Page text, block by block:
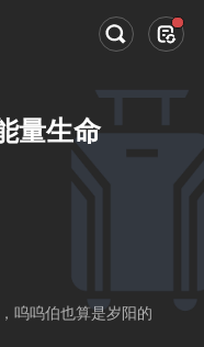
量生命
呜呜伯也算是岁阳的